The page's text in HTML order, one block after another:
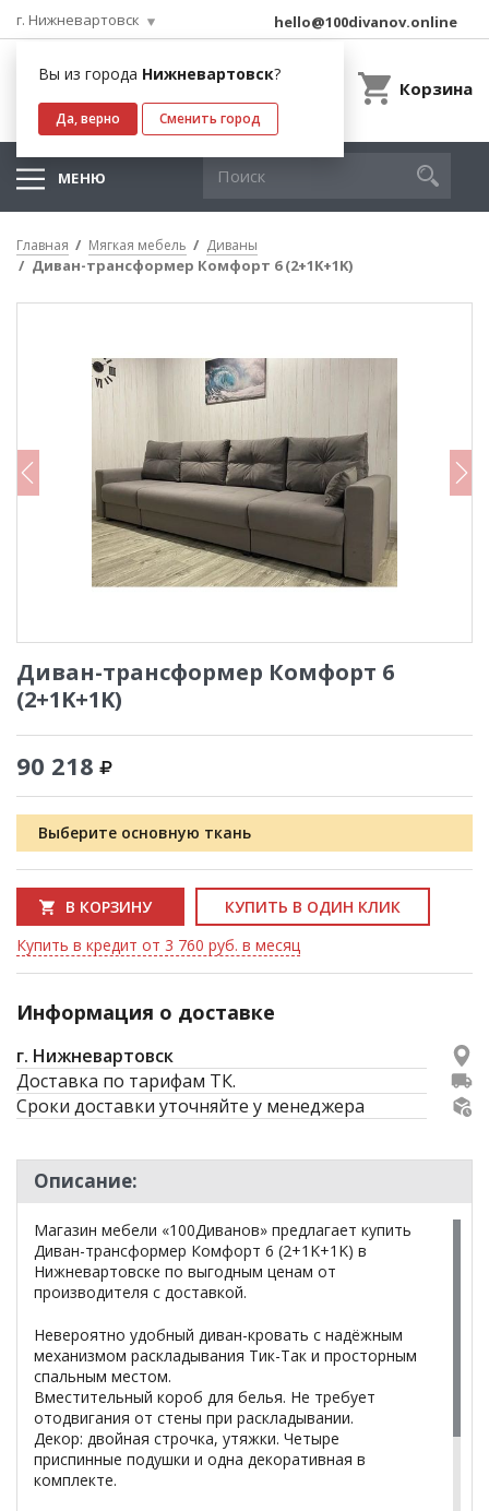
г. Нижневартовск
Вы из города Нижневартовск?
Да, верно Сменить город
hello@100divanov.online
Корзина
МЕНЮ
Главная Мягкая мебель Диваны
Диван-трансформер Комфорт 6 (2+1K+1K)
Диван-трансформер Комфорт 6
(2+1K+1K)
90 218
Выберите основную ткань
В КОРЗИНУ
КУПИТЬ В ОДИН КЛИК
Купить в кредит от 3 760 руб. в месяц
Информация о доставке
г. Нижневартовск
Доставка по тарифам ТК.
Сроки доставки уточняйте у менеджера
Описание:
Магазин мебели «100Диванов» предлагает купить
Диван-трансформер Комфорт 6 (2+1K+1K) в
Нижневартовске по выгодным ценам от
производителя с доставкой.
Невероятно удобный диван-кровать с надёжным
механизмом раскладывания Тик-Так и просторным
спальным местом.
Вместительный короб для белья. Не требует
отодвигания от стены при раскладывании.
Декор: двойная строчка, утяжки. Четыре
приспинные подушки и одна декоративная в
комплекте.